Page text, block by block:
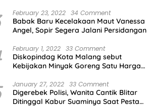
February 23, 2022 34 Comment
Babak Baru Kecelakaan Maut Vanessa
Angel, Sopir Segera Jalani Persidangan
February 1, 2022 33 Comment
Diskopindag Kota Malang sebut
Kebijakan Minyak Goreng Satu Harga
January 27, 2022 33 Comment
Digerebek Polisi, Wanita Cantik Blitar
Ditinggal Kabur Suaminya Saat Pesta